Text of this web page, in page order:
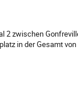
2 zwischen
in der Gesamt